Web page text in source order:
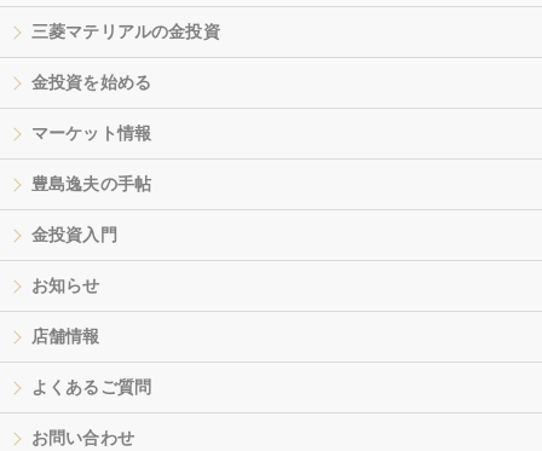
三菱マテリアルの金投資
金投資を始める
マーケット情報
豊島逸夫の手帖
金投資入門
お知らせ
店舗情報
よくあるご質問
お問い合わせ